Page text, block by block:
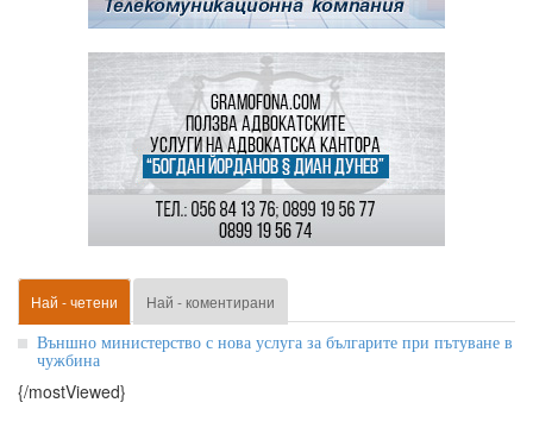
Най - четени Най - коментирани
Външно министерство с нова услуга за българите при пътуване в
чужбина
{/mostViewed}